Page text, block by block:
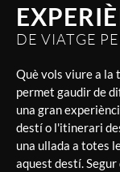
DE VIATGE
Què vols viure a la
permet gaudir de
una gran
destí o l'itinerari
una ullada a totes
aquest destí.